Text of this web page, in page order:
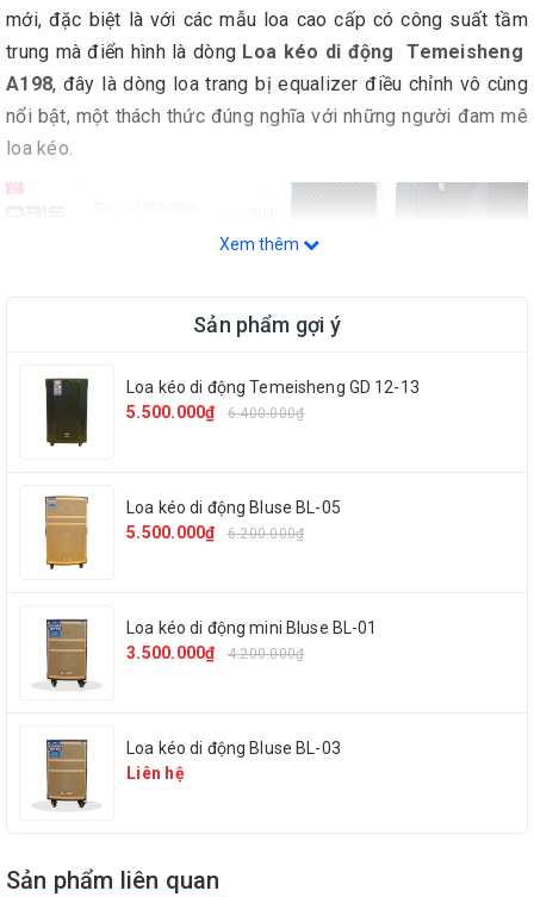
mới, đặc biệt là với các mẫu loa cao cấp có công suất tầm
trung mà điển hình là dòng Loa kéo di động Temeisheng
A198, đây là dòng loa trang bị equalizer điều chỉnh vô cùng
nổi bật, một thách thức đúng nghĩa với những người đam mê
loa kéo.
Phụ kiện : 1 remote, 2 micro không dây,1 sạc
Bass : 40cm
Ngõ cắm nhạc cụ : Không
Xem thêm
Sản phẩm gợi ý
Loa kéo di động Temeisheng GD 12-13
5.500.000₫
6.400.000₫
Loa kéo di động Bluse BL-05
5.500.000₫
6.200.000₫
Loa kéo di động mini Bluse BL-01
3.500.000₫
4.200.000₫
Loa kéo di động Bluse BL-03
Liên hệ
Sản phẩm liên quan